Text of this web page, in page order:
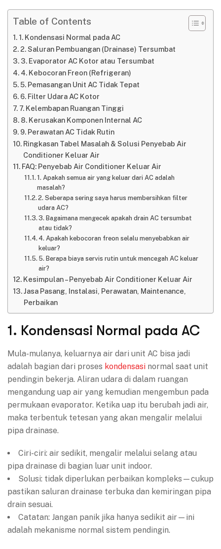
Table of Contents
1. Kondensasi Normal pada AC
2. Saluran Pembuangan (Drainase) Tersumbat
3. Evaporator AC Kotor atau Tersumbat
4. Kebocoran Freon (Refrigeran)
5. Pemasangan Unit AC Tidak Tepat
6. Filter Udara AC Kotor
7. Kelembapan Ruangan Tinggi
8. Kerusakan Komponen Internal AC
9. Perawatan AC Tidak Rutin
Ringkasan Tabel Masalah & Solusi Penyebab Air
Conditioner Keluar Air
FAQ: Penyebab Air Conditioner Keluar Air
1. Apakah semua air yang keluar dari AC adalah
masalah?
2. Seberapa sering saya harus membersihkan filter
udara AC?
3. Bagaimana mengecek apakah drain AC tersumbat
atau tidak?
4. Apakah kebocoran freon selalu menyebabkan air
keluar?
5. Berapa biaya servis rutin untuk mencegah AC keluar
air?
Kesimpulan – Penyebab Air Conditioner Keluar Air
Jasa Pasang, Instalasi, Perawatan, Maintenance,
Perbaikan
1. Kondensasi Normal pada AC
Mula-mulanya, keluarnya air dari unit AC bisa jadi
adalah bagian dari proses kondensasi normal saat unit
pendingin bekerja. Aliran udara di dalam ruangan
mengandung uap air yang kemudian mengembun pada
permukaan evaporator. Ketika uap itu berubah jadi air,
maka terbentuk tetesan yang akan mengalir melalui
pipa drainase.
Ciri-ciri: air sedikit, mengalir melalui selang atau
pipa drainase di bagian luar unit indoor.
Solusi: tidak diperlukan perbaikan kompleks—cukup
pastikan saluran drainase terbuka dan kemiringan pipa
drain sesuai.
Catatan: Jangan panik jika hanya sedikit air—ini
adalah mekanisme normal sistem pendingin.